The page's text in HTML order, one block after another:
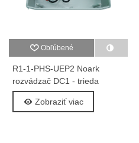
Obľúbené
R1-1-PHS-UEP2 Noark
rozvádzač DC1 - trieda
ochrany II, IP65
Zobraziť viac